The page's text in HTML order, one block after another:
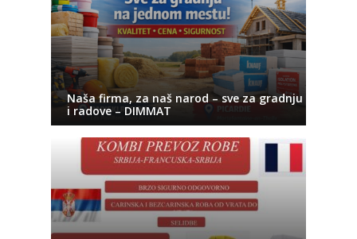
Naša firma, za naš narod – sve za gradnju
i radove – DIMMAT